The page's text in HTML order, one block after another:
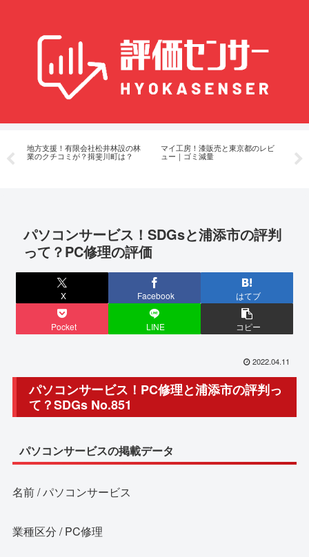
地方支援！有限会社松井林設の林
業のクチコミが？揖斐川町は？
マイ工房！漆販売と東京都のレビ
ュー｜ゴミ減量 計
の
パソコンサービス！SDGsと浦添市の評判
って？PC修理の評価
X Facebook はてブ
Pocket LINE コピー
2022.04.11
パソコンサービス！PC修理と浦添市の評判っ
て？SDGs No.851
パソコンサービスの掲載データ
名前 / パソコンサービス
業種区分 / PC修理